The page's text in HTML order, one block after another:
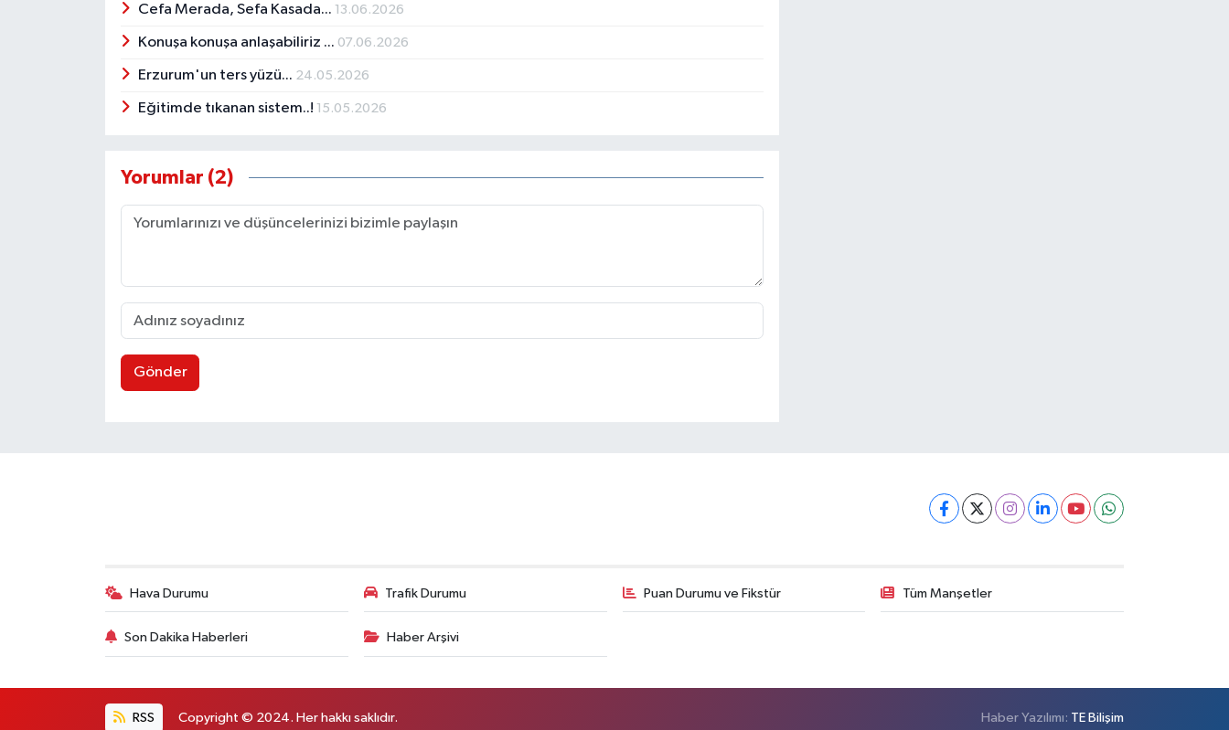
Cefa Merada, Sefa Kasada... 13.06.2026
Konuşa konuşa anlaşabiliriz ... 07.06.2026
Erzurum'un ters yüzü... 24.05.2026
Eğitimde tıkanan sistem..! 15.05.2026
Yorumlar (2)
Gönder
Hava Durumu Trafik Durumu Puan Durumu ve Fikstür Tüm Manşetler
Son Dakika Haberleri Haber Arşivi
RSS Copyright © 2024. Her hakkı saklıdır. Haber Yazılımı: TE Bilişim